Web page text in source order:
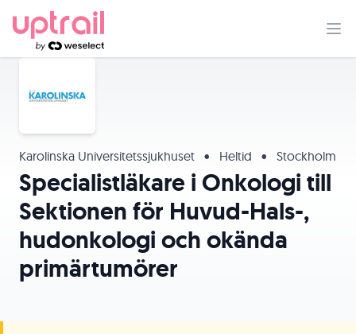
Karolinska Universitetssjukhuset • Heltid • Stockholm
Specialistläkare i Onkologi till
Sektionen för Huvud-Hals-,
hudonkologi och okända
primärtumörer